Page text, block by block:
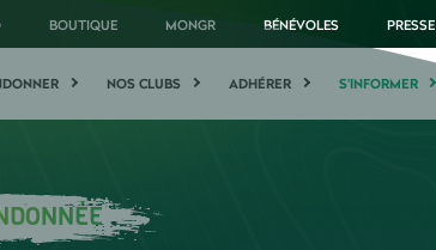
BOUTIQUE MONGR BÉNÉVOLES PRESSE
NOS CLUBS ADHÉRER S'INFORMER